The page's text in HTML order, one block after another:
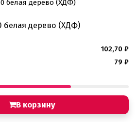
белая дерево (ХДФ)
102,70 ₽
79 ₽
В корзину